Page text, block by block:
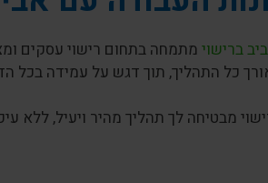
ברישוי מתמחה בתחום רישוי עסקים
כל התהליך, תוך דגש על עמידה בכל
מבטיחה לך תהליך מהיר ויעיל, ללא